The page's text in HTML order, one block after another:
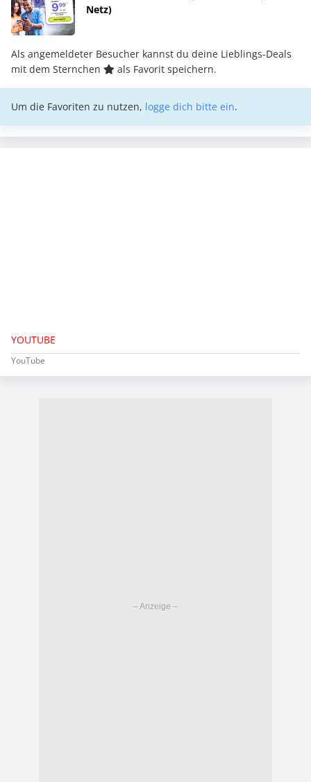
Netz)
Als angemeldeter Besucher kannst du deine Lieblings-Deals
mit dem Sternchen
als Favorit speichern.
Um die Favoriten zu nutzen, logge dich bitte ein.
YOUTUBE
YouTube